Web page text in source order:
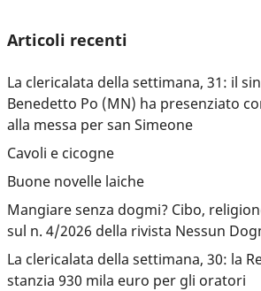
Articoli recenti
La clericalata della settimana, 31: il
Benedetto Po (MN) ha presenziato
alla messa per san Simeone
Cavoli e cicogne
Buone novelle laiche
Mangiare senza dogmi? Cibo,
sul n. 4/2026 della rivista Nessun
La clericalata della settimana, 30: la
stanzia 930 mila euro per gli oratori